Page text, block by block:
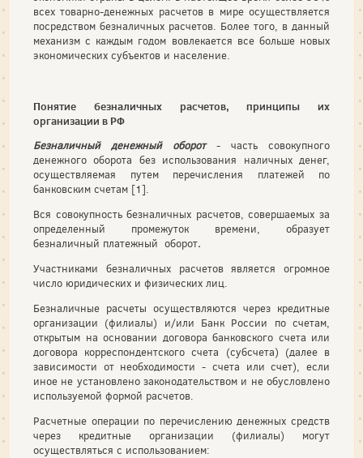
всех товарно-денежных расчетов в мире осуществляется
посредством безналичных расчетов. Более того, в данный
механизм с каждым годом вовлекается все больше новых
экономических субъектов и население.
Понятие безналичных расчетов, принципы их
организации в РФ
Безналичный денежный оборот- часть совокупного
денежного оборота без использования наличных денег,
осуществляемая путем перечисления платежей по
банковским счетам [1].
Вся совокупность безналичных расчетов, совершаемых за
определенный промежуток времени, образует
безналичный платежный оборот.
Участниками безналичных расчетов является огромное
число юридических и физических лиц.
Безналичные расчеты осуществляются через кредитные
организации (филиалы) и/или Банк России по счетам,
открытым на основании договора банковского счета или
договора корреспондентского счета (субсчета) (далее в
зависимости от необходимости - счета или счет), если
иное не установлено законодательством и не обусловлено
используемой формой расчетов.
Расчетные операции по перечислению денежных средств
через кредитные организации (филиалы) могут
осуществляться с использованием: